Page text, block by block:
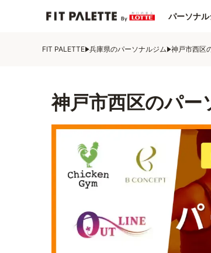
パーソナ
FIT PALETTE 兵庫県のパーソナルジム 神戸市西区
神戸市西区のパ